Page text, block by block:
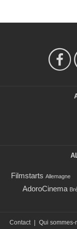
Filmstarts Allemagne
AdoroCinema
Contact Qui sommes-